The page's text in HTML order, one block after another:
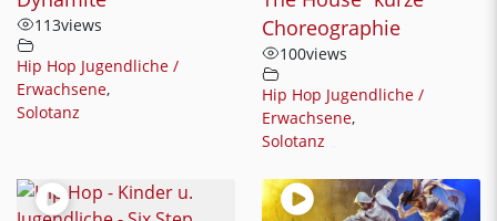
113views
Hip Hop Jugendliche /
Erwachsene,
Solotanz
Choreographie
100views
Hip Hop Jugendliche /
Erwachsene,
Solotanz